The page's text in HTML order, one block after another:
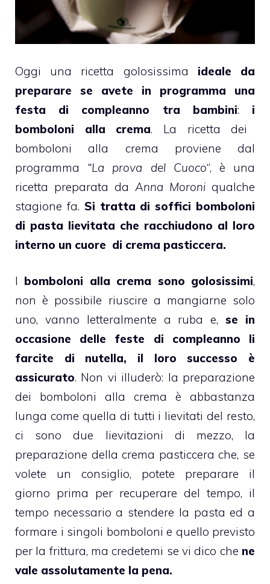
Oggi una ricetta golosissima ideale da
preparare se avete in programma una
festa di compleanno tra bambini: i
bomboloni alla crema. La ricetta dei
bomboloni alla crema proviene dal
programma “La prova del Cuoco“, è una
ricetta preparata da Anna Moroni qualche
stagione fa. Si tratta di soffici bomboloni
di pasta lievitata che racchiudono al loro
interno un cuore di crema pasticcera.
I bomboloni alla crema sono golosissimi,
non è possibile riuscire a mangiarne solo
uno, vanno letteralmente a ruba e,se in
occasione delle feste di compleanno li
farcite di nutella, il loro successo è
assicurato. Non vi illuderò: la preparazione
dei bomboloni alla crema è abbastanza
lunga come quella di tutti i lievitati del resto,
ci sono due lievitazioni di mezzo, la
preparazione della crema pasticcera che, se
volete un consiglio, potete preparare il
giorno prima per recuperare del tempo, il
tempo necessario a stendere la pasta ed a
formare i singoli bomboloni e quello previsto
per la frittura, ma credetemi se vi dico che ne
vale assolutamente la pena.